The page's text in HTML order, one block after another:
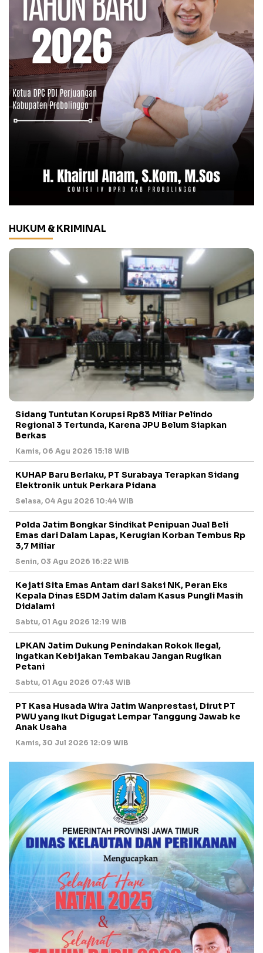
HUKUM & KRIMINAL
Sidang Tuntutan Korupsi Rp83 Miliar Pelindo
Regional 3 Tertunda, Karena JPU Belum Siapkan
Berkas
Kamis, 06 Agu 2026 15:18 WIB
KUHAP Baru Berlaku, PT Surabaya Terapkan Sidang
Elektronik untuk Perkara Pidana
Selasa, 04 Agu 2026 10:44 WIB
Polda Jatim Bongkar Sindikat Penipuan Jual Beli
Emas dari Dalam Lapas, Kerugian Korban Tembus Rp
3,7 Miliar
Senin, 03 Agu 2026 16:22 WIB
Kejati Sita Emas Antam dari Saksi NK, Peran Eks
Kepala Dinas ESDM Jatim dalam Kasus Pungli Masih
Didalami
Sabtu, 01 Agu 2026 12:19 WIB
LPKAN Jatim Dukung Penindakan Rokok Ilegal,
Ingatkan Kebijakan Tembakau Jangan Rugikan
Petani
Sabtu, 01 Agu 2026 07:43 WIB
PT Kasa Husada Wira Jatim Wanprestasi, Dirut PT
PWU yang Ikut Digugat Lempar Tanggung Jawab ke
Anak Usaha
Kamis, 30 Jul 2026 12:09 WIB